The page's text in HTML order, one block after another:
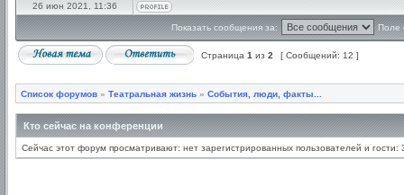
26 июн 2021, 11:36
Показать сообщения за: Поле
Страница 1 из 2 [ Сообщений: 12 ]
Список форумов » Театральная жизнь » События, люди, факты...
Кто сейчас на конференции
Сейчас этот форум просматривают: нет зарегистрированных пользователей и гости: